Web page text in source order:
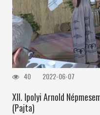
40 2022-06-07
XII. Ipolyi Arnold
(Pajta)